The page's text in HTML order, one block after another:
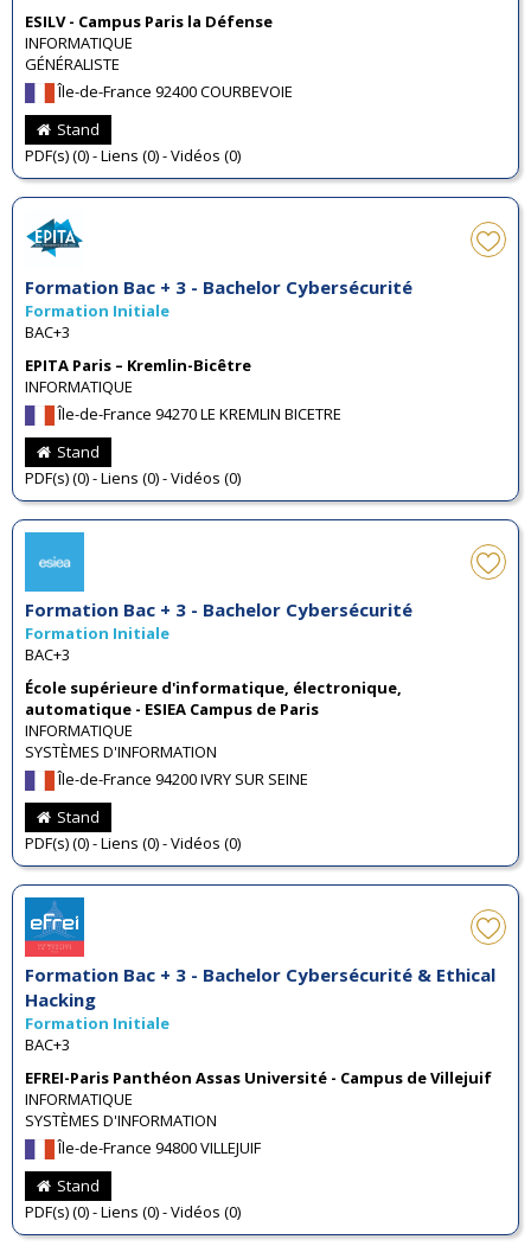
ESILV - Campus Paris la Défense
INFORMATIQUE
GÉNÉRALISTE
Île-de-France 92400 COURBEVOIE
Stand
PDF(s) (0) - Liens (0) - Vidéos (0)
Formation Bac + 3 - Bachelor Cybersécurité
Formation Initiale
BAC+3
EPITA Paris – Kremlin-Bicêtre
INFORMATIQUE
Île-de-France 94270 LE KREMLIN BICETRE
Stand
PDF(s) (0) - Liens (0) - Vidéos (0)
Formation Bac + 3 - Bachelor Cybersécurité
Formation Initiale
BAC+3
École supérieure d'informatique, électronique,
automatique - ESIEA Campus de Paris
INFORMATIQUE
SYSTÈMES D'INFORMATION
Île-de-France 94200 IVRY SUR SEINE
Stand
PDF(s) (0) - Liens (0) - Vidéos (0)
Formation Bac + 3 - Bachelor Cybersécurité & Ethical
Hacking
Formation Initiale
BAC+3
EFREI-Paris Panthéon Assas Université - Campus de Villejuif
INFORMATIQUE
SYSTÈMES D'INFORMATION
Île-de-France 94800 VILLEJUIF
Stand
PDF(s) (0) - Liens (0) - Vidéos (0)